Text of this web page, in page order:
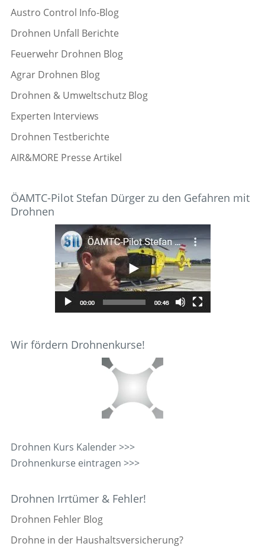
Austro Control Info-Blog
Drohnen Unfall Berichte
Feuerwehr Drohnen Blog
Agrar Drohnen Blog
Drohnen & Umweltschutz Blog
Experten Interviews
Drohnen Testberichte
AIR&MORE Presse Artikel
ÖAMTC-Pilot Stefan Dürger zu den Gefahren mit
Drohnen
Wir fördern Drohnenkurse!
Drohnen Kurs Kalender >>>
Drohnenkurse eintragen >>>
Drohnen Irrtümer & Fehler!
Drohnen Fehler Blog
Drohne in der Haushaltsversicherung?